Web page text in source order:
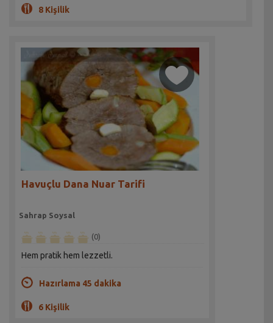
8 Kişilik
Havuçlu Dana Nuar Tarifi
Sahrap Soysal
(0)
Hem pratik hem lezzetli.
Hazırlama 45 dakika
6 Kişilik